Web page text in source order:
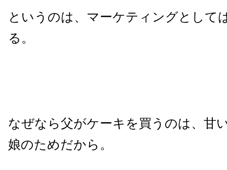
というのは、マーケティングとして
る。
なぜなら父がケーキを買うのは、甘
娘のためだから。